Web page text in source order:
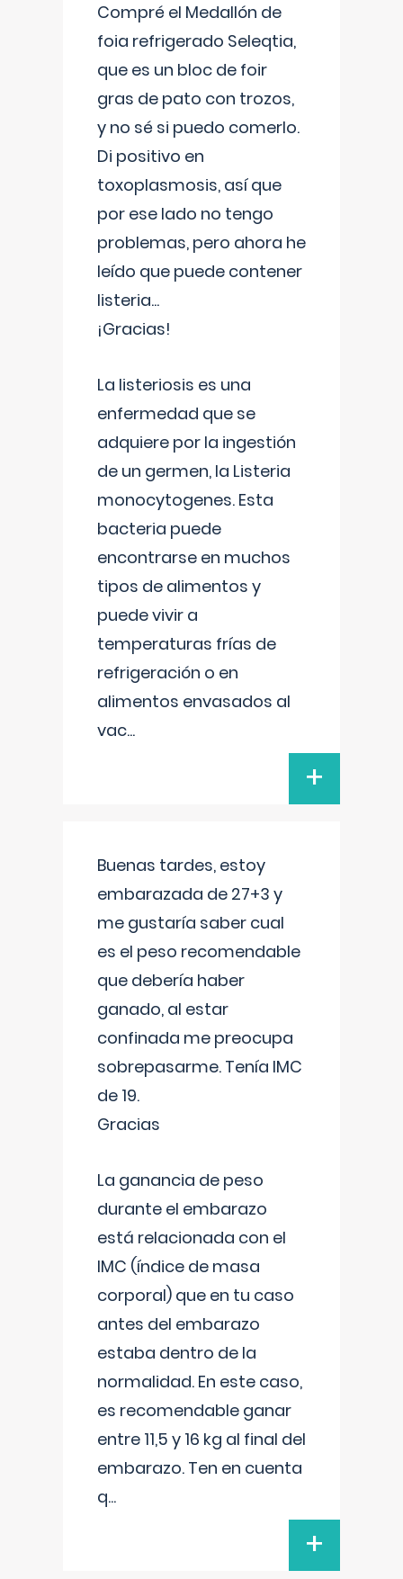
Compré el Medallón de
foia refrigerado Seleqtia,
que es un bloc de foir
gras de pato con trozos,
y no sé si puedo comerlo.
Di positivo en
toxoplasmosis, así que
por ese lado no tengo
problemas, pero ahora he
leído que puede contener
listeria...
¡Gracias!
La listeriosis es una
enfermedad que se
adquiere por la ingestión
de un germen, la Listeria
monocytogenes. Esta
bacteria puede
encontrarse en muchos
tipos de alimentos y
puede vivir a
temperaturas frías de
refrigeración o en
alimentos envasados al
vac...
+
Buenas tardes, estoy
embarazada de 27+3 y
me gustaría saber cual
es el peso recomendable
que debería haber
ganado, al estar
confinada me preocupa
sobrepasarme. Tenía IMC
de 19.
Gracias
La ganancia de peso
durante el embarazo
está relacionada con el
IMC (índice de masa
corporal) que en tu caso
antes del embarazo
estaba dentro de la
normalidad. En este caso,
es recomendable ganar
entre 11,5 y 16 kg al final del
embarazo. Ten en cuenta
q...
+